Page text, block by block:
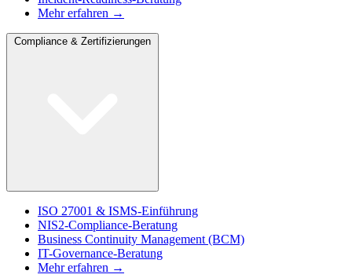
Mehr erfahren →
ISO 27001 & ISMS-Einführung
NIS2-Compliance-Beratung
Business Continuity Management (BCM)
IT-Governance-Beratung
Mehr erfahren →